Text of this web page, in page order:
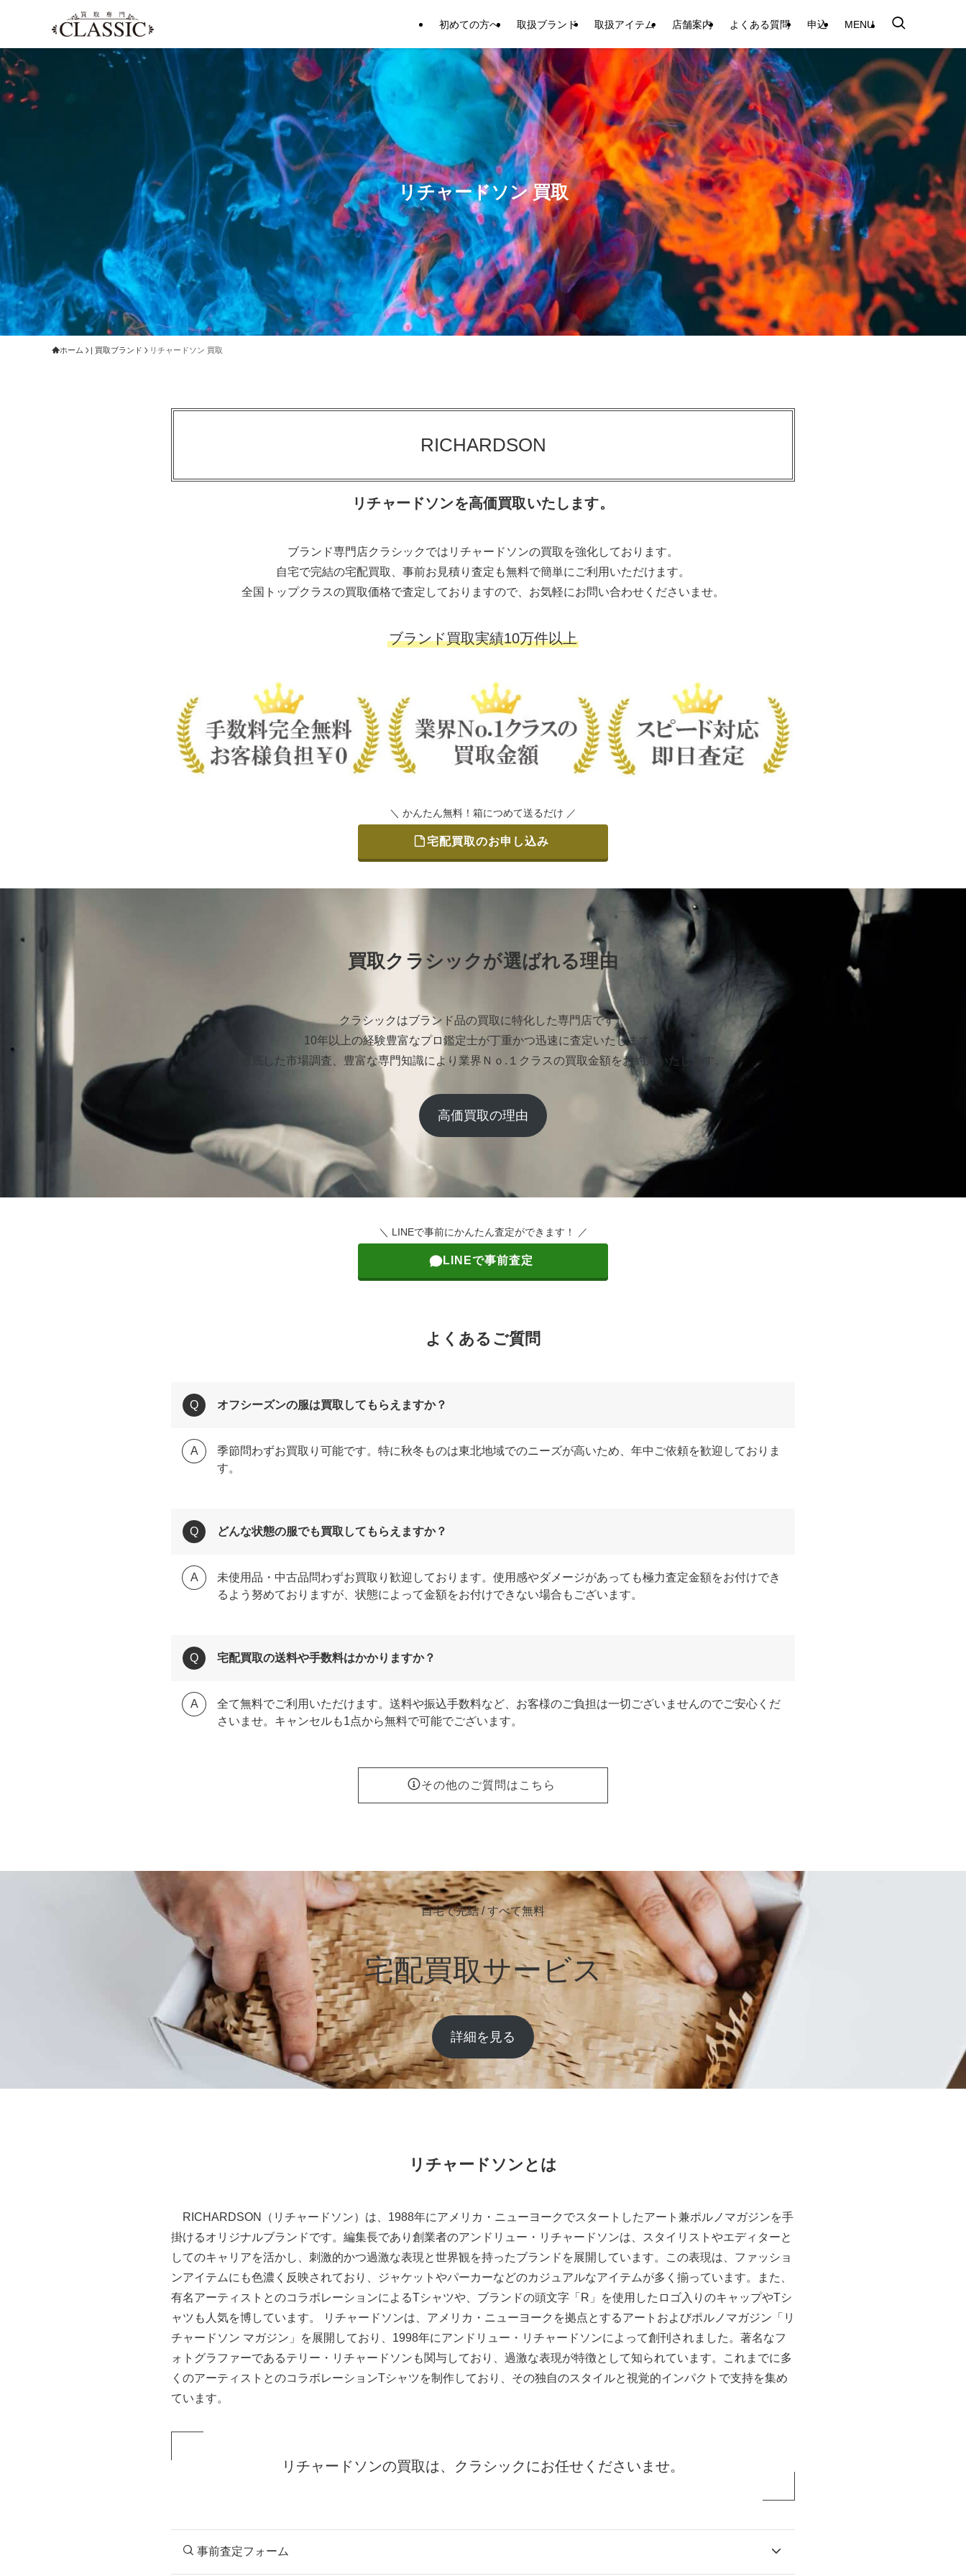
初めての方へ 取扱ブランド 取扱アイテム 店舗案内 よくある質問 申込 MENU
リチャードソン 買取
ホーム | 買取ブランド リチャードソン 買取
RICHARDSON
リチャードソンを高価買取いたします。
ブランド専門店クラシックではリチャードソンの買取を強化しております。
自宅で完結の宅配買取、事前お見積り査定も無料で簡単にご利用いただけます。
全国トップクラスの買取価格で査定しておりますので、お気軽にお問い合わせくださいませ。
ブランド買取実績10万件以上
＼ かんたん無料！箱につめて送るだけ ／
宅配買取のお申し込み
買取クラシックが選ばれる理由
クラシックはブランド品の買取に特化した専門店です。
10年以上の経験豊富なプロ鑑定士が丁重かつ迅速に査定いたします。
徹底した市場調査、豊富な専門知識により業界Ｎｏ.１クラスの買取金額をお約束いたします。
高価買取の理由
＼ LINEで事前にかんたん査定ができます！ ／
LINEで事前査定
よくあるご質問
オフシーズンの服は買取してもらえますか？
季節問わずお買取り可能です。特に秋冬ものは東北地域でのニーズが高いため、年中ご依頼を歓迎しておりま
す。
どんな状態の服でも買取してもらえますか？
未使用品・中古品問わずお買取り歓迎しております。使用感やダメージがあっても極力査定金額をお付けでき
るよう努めておりますが、状態によって金額をお付けできない場合もございます。
宅配買取の送料や手数料はかかりますか？
全て無料でご利用いただけます。送料や振込手数料など、お客様のご負担は一切ございませんのでご安心くだ
さいませ。キャンセルも1点から無料で可能でございます。
その他のご質問はこちら
自宅で完結 / すべて無料
宅配買取サービス
詳細を見る
リチャードソンとは
RICHARDSON（リチャードソン）は、1988年にアメリカ・ニューヨークでスタートしたアート兼ポルノマガジンを手
掛けるオリジナルブランドです。編集長であり創業者のアンドリュー・リチャードソンは、スタイリストやエディターと
してのキャリアを活かし、刺激的かつ過激な表現と世界観を持ったブランドを展開しています。この表現は、ファッショ
ンアイテムにも色濃く反映されており、ジャケットやパーカーなどのカジュアルなアイテムが多く揃っています。また、
有名アーティストとのコラボレーションによるTシャツや、ブランドの頭文字「R」を使用したロゴ入りのキャップやTシ
ャツも人気を博しています。 リチャードソンは、アメリカ・ニューヨークを拠点とするアートおよびポルノマガジン「リ
チャードソン マガジン」を展開しており、1998年にアンドリュー・リチャードソンによって創刊されました。著名なフ
ォトグラファーであるテリー・リチャードソンも関与しており、過激な表現が特徴として知られています。これまでに多
くのアーティストとのコラボレーションTシャツを制作しており、その独自のスタイルと視覚的インパクトで支持を集め
ています。
リチャードソンの買取は、クラシックにお任せくださいませ。
事前査定フォーム